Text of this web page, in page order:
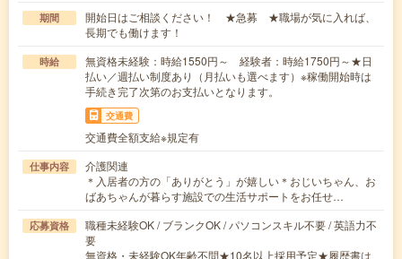
期間
開始日はご相談ください！ ★急募 ★職場が気に入れば、
長期でも働けます！
時給
無資格未経験：時給1550円～ 経験者：時給1750円～★日
払い／週払い制度あり（月払いも選べます）※稼働開始時は
手続き完了次第のお支払いとなります。
交通費
交通費全額支給※規定有
仕事内容
介護関連
＊入居者の方の「ありがとう」が嬉しい＊おじいちゃん、お
ばあちゃんが暮らす施設での生活サポートをお任せ…
応募資格
職種未経験OK / ブランクOK / パソコンスキル不要 / 英語力不
要
無資格・未経験OK年齢不問★10名以上採用予定★履歴書は